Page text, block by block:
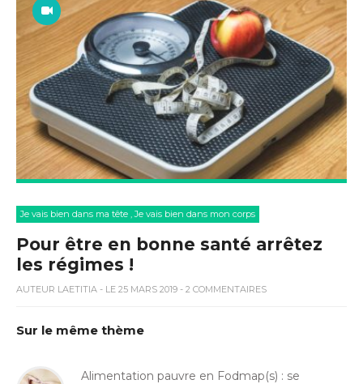
Je vais bien dans ma tête ,Je vais bien dans mon corps
Pour être en bonne santé arrêtez
les régimes !
AUTEUR LAETITIA - LE 25 MARS 2019 - 2 COMMENTAIRES
Sur le même thème
Alimentation pauvre en Fodmap(s) : se